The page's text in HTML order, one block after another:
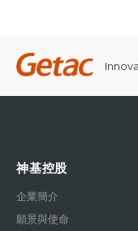
神基控股
企業簡介
願景與使命